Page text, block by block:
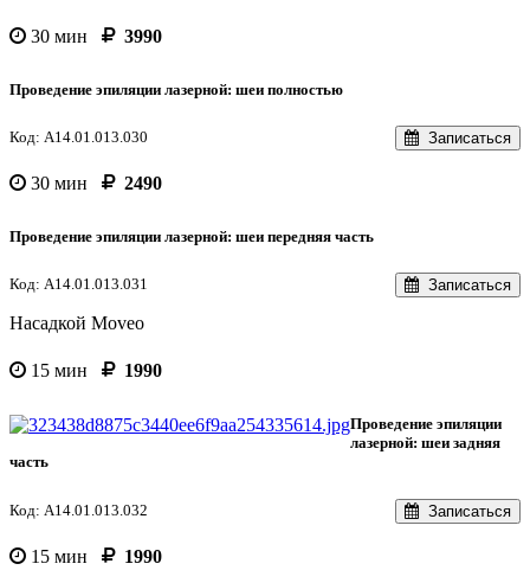
30 мин 3990
Проведение эпиляции лазерной: шеи полностью
Код: A14.01.013.030 Записаться
30 мин 2490
Проведение эпиляции лазерной: шеи передняя часть
Код: A14.01.013.031 Записаться
Насадкой Moveo
15 мин 1990
Проведение эпиляции
лазерной: шеи задняя
часть
Код: A14.01.013.032 Записаться
15 мин 1990